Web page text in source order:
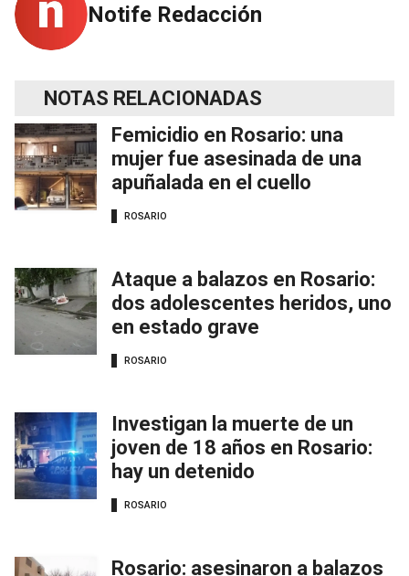
Notife Redacción
NOTAS RELACIONADAS
Femicidio en Rosario: una
mujer fue asesinada de una
apuñalada en el cuello
ROSARIO
Ataque a balazos en Rosario:
dos adolescentes heridos, uno
en estado grave
ROSARIO
Investigan la muerte de un
joven de 18 años en Rosario:
hay un detenido
ROSARIO
Rosario: asesinaron a balazos